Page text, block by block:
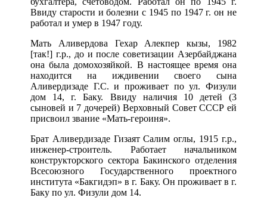
Ввиду старости и болезни с 1945 по 1947 г. он не
работал и умер в 1947 году.
Мать Аливердова Гехар Алекпер кызы, 1982
[так!] г.р., до и после советизации Азербайджана
она была домохозяйкой. В настоящее время она
находится на иждивении своего сына
Аливердизаде Г.С. и проживает по ул. Физули
дом 14, г. Баку. Ввиду наличия 10 детей (3
сыновей и 7 дочерей) Верховный Совет СССР ей
присвоил звание «Мать-героиня».
Брат Аливердизаде Гизаят Салим оглы, 1915 г.р.,
инженер-строитель. Работает начальником
конструкторского сектора Бакинского отделения
Всесоюзного Государственного проектного
института «Бакгидэп» в г. Баку. Он проживает в г.
Баку по ул. Физули дом 14.